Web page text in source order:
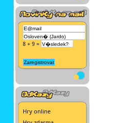
8 + 9 =
Hry online